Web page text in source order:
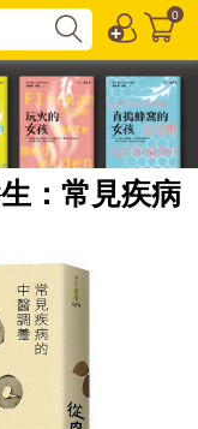
0
：常見疾病